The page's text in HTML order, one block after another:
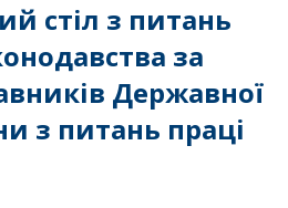
стіл з питань
за
Державної
з питань праці